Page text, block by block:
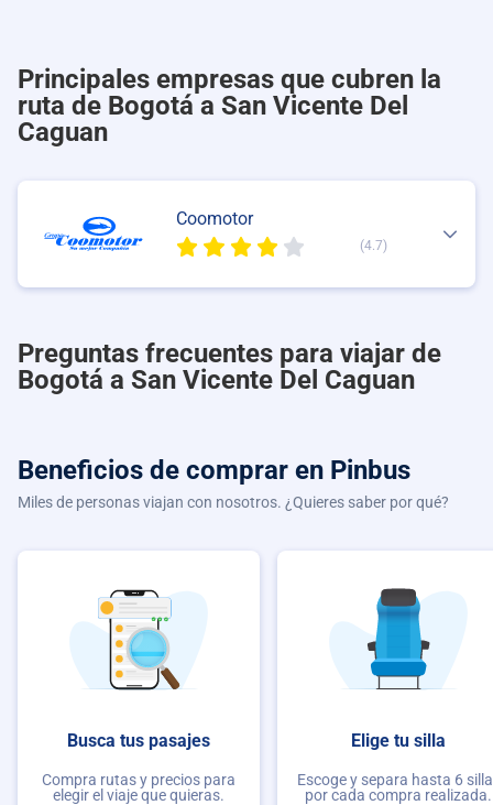
Principales empresas que cubren la
ruta de Bogotá a San Vicente Del
Caguan
Coomotor
(4.7)
Preguntas frecuentes para viajar de
Bogotá a San Vicente Del Caguan
Beneficios de comprar en Pinbus
Miles de personas viajan con nosotros. ¿Quieres saber por qué?
Busca tus pasajes
Compra rutas y precios para
elegir el viaje que quieras.
Elige tu silla
Escoge y separa hasta 6
por cada compra realizada.